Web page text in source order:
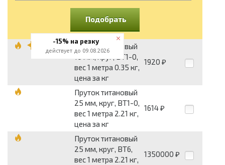
Подобрать
Пруток титановый
10 мм, круг, ВТ1-0,
вес 1 метра 0.35 кг,
цена за кг
1920 ₽
Пруток титановый
25 мм, круг, ВТ1-0,
вес 1 метра 2.21 кг,
цена за кг
1614 ₽
Пруток титановый
25 мм, круг, ВТ6,
вес 1 метра 2.21 кг,
1350000 ₽
-15% на резку
действует до 09.08.2026